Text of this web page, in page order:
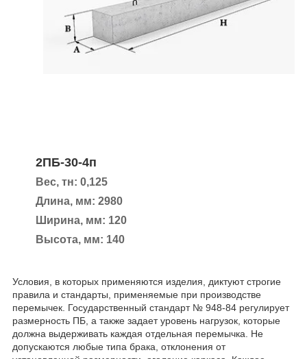
2ПБ-30-4п
Вес, тн: 0,125
Длина, мм: 2980
Ширина, мм: 120
Высота, мм: 140
Условия, в которых применяются изделия, диктуют строгие
правила и стандарты, применяемые при производстве
перемычек. Государственный стандарт № 948-84 регулирует
размерность ПБ, а также задает уровень нагрузок, которые
должна выдерживать каждая отдельная перемычка. Не
допускаются любые типа брака, отклонения от